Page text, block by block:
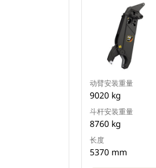
动臂安装重量
9020 kg
斗杆安装重量
8760 kg
长度
5370 mm